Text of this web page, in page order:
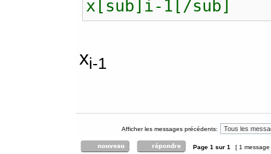
x[sub]i-1[/sub]
xi-1
Afficher les messages précédents:
Page 1 sur 1 [ 1